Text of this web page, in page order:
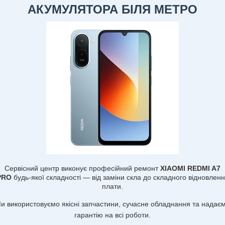
АКУМУЛЯТОРА БІЛЯ МЕТРО
Сервісний центр виконує професійний ремонтXIAOMI REDMI A7
будь-якої складності — від заміни скла до складного
плати.
використовуємо якісні запчастини, сучасне обладнання та
гарантію на всі роботи.